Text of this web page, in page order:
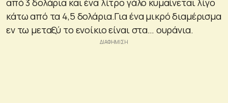
κάτω από τα 4,5 δολάρια.Για ένα μικρό διαμέρισμα
εν τω μεταξύ το ενοίκιο είναι στα… ουράνια.